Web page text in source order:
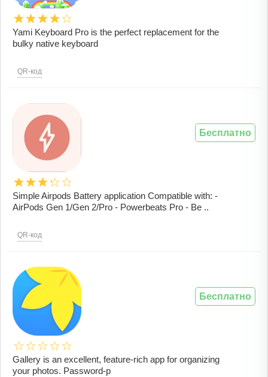
Yami Keyboard Pro is the perfect replacement for the
bulky native keyboard
QR-код
Simple Airpods Battery application Compatible with: -
AirPods Gen 1/Gen 2/Pro - Powerbeats Pro - Be ..
QR-код
Бесплатно
Gallery is an excellent, feature-rich app for organizing
your photos. Password-p
Бесплатно